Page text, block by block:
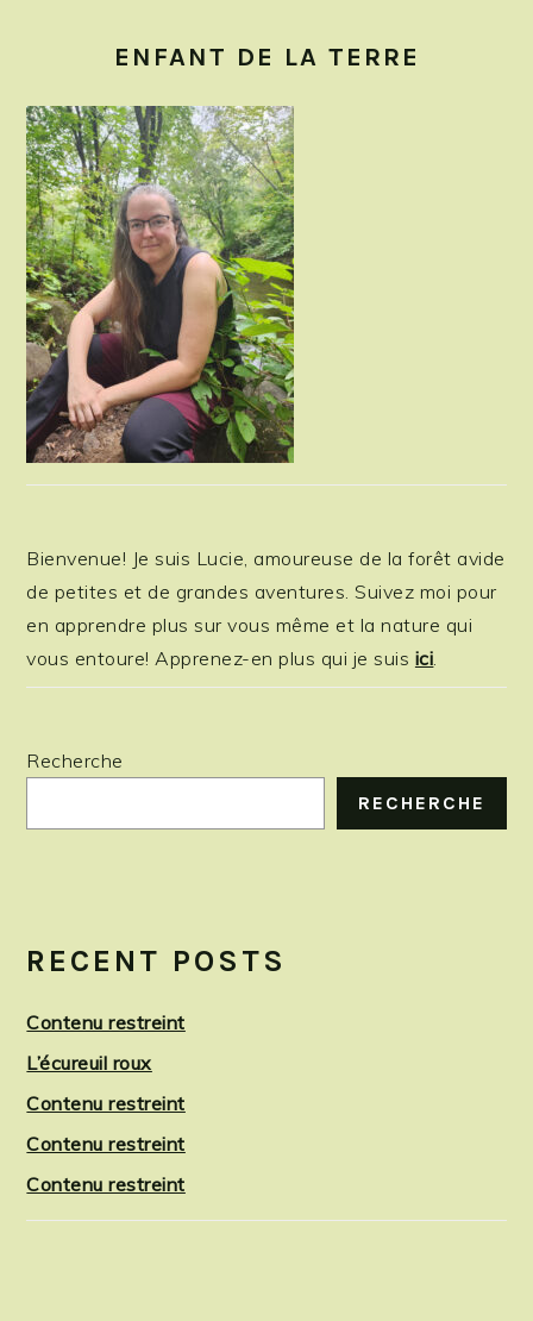
ENFANT DE LA TERRE
Bienvenue! Je suis Lucie, amoureuse de la forêt avide
de petites et de grandes aventures. Suivez moi pour
en apprendre plus sur vous même et la nature qui
vous entoure! Apprenez-en plus qui je suis ici
Recherche
RECHERCHE
RECENT POSTS
Contenu restreint
L’écureuil roux
Contenu restreint
Contenu restreint
Contenu restreint